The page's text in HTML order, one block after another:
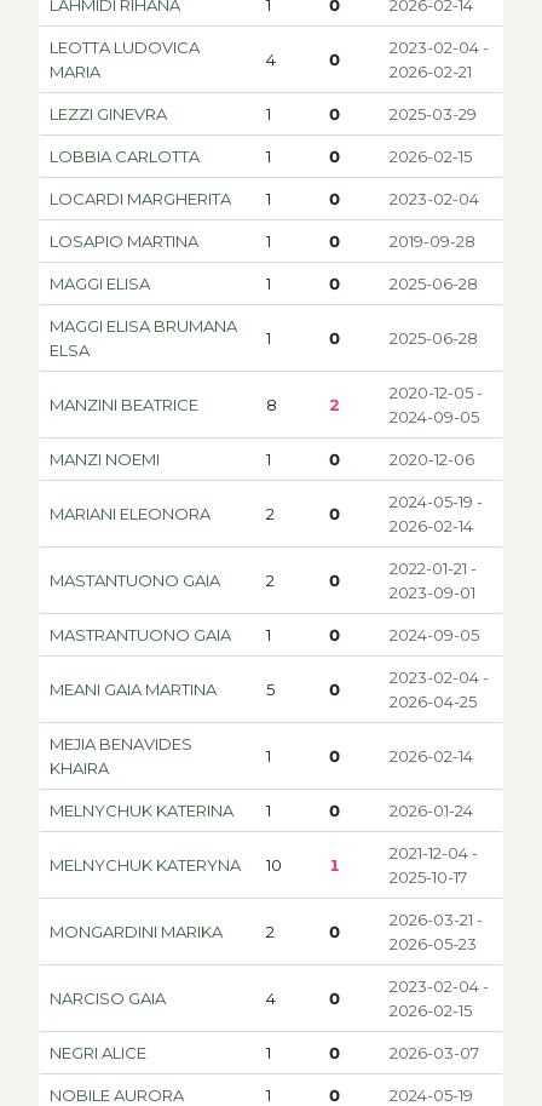
LAHMIDI RIHANA 1 0 2026-02-14
LEOTTA LUDOVICA
MARIA
4 0
2023-02-04 -
2026-02-21
LEZZI GINEVRA 1 0 2025-03-29
LOBBIA CARLOTTA 1 0 2026-02-15
LOCARDI MARGHERITA 1 0 2023-02-04
LOSAPIO MARTINA 1 0 2019-09-28
MAGGI ELISA 1 0 2025-06-28
MAGGI ELISA BRUMANA
ELSA
1 0 2025-06-28
MANZINI BEATRICE 8 2
2020-12-05 -
2024-09-05
MANZI NOEMI 1 0 2020-12-06
MARIANI ELEONORA 2 0
2024-05-19 -
2026-02-14
MASTANTUONO GAIA 2 0
2022-01-21 -
2023-09-01
MASTRANTUONO GAIA 1 0 2024-09-05
MEANI GAIA MARTINA 5 0
2023-02-04 -
2026-04-25
MEJIA BENAVIDES
KHAIRA
1 0 2026-02-14
MELNYCHUK KATERINA 1 0 2026-01-24
MELNYCHUK KATERYNA 10 1
2021-12-04 -
2025-10-17
MONGARDINI MARIKA 2 0
2026-03-21 -
2026-05-23
NARCISO GAIA 4 0
2023-02-04 -
2026-02-15
NEGRI ALICE 1 0 2026-03-07
NOBILE AURORA 1 0 2024-05-19